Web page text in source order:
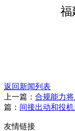
福
返回新闻列表
上一篇： 合规能力
篇： 间接出动和役
友情链接